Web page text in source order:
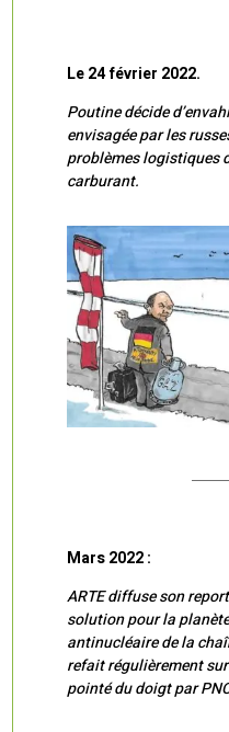
Le 24 février 2022.
Poutine décide
envisagée par les
problèmes logistiques
carburant.
Mars 2022 :
ARTE diffuse son
solution pour la
antinucléaire de la
refait régulièrement
pointé du doigt par